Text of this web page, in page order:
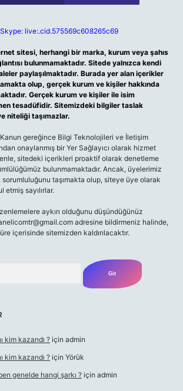
Skype: live:.cid.575569c608265c69
sitesi, herhangi bir marka, kurum veya şahıs
bulunmamaktadır. Sitede yalnızca kendi
paylaşılmaktadır. Burada yer alan içerikler
olup, gerçek kurum ve kişiler hakkında
Gerçek kurum ve kişiler ile isim
tesadüfidir. Sitemizdeki bilgiler taslak
niteliği taşımazlar.
Kanun gereğince Bilgi Teknolojileri ve İletişim
onaylanmış bir Yer Sağlayıcı olarak hizmet
sitedeki içerikleri proaktif olarak denetleme
bulunmamaktadır. Ancak, üyelerimiz
sorumluluğunu taşımakta olup, siteye üye olarak
etmiş sayılırlar.
aykırı olduğunu düşündüğünüz
adresine bildirmeniz halinde,
içerisinde sitemizden kaldırılacaktır.
kim kazandı ? için admin
kim kazandı ? için Yörük
genelde hangi şarkı ? için admin